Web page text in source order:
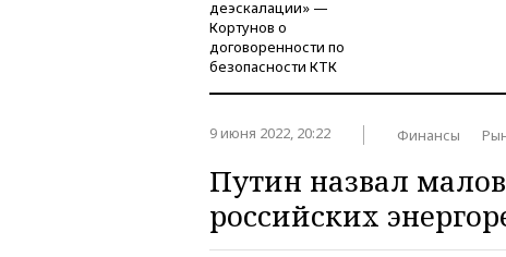
деэскалации» —
Кортунов о
договоренности по
безопасности КТК
9 июня 2022, 20:22 Финансы
Путин назвал
российских